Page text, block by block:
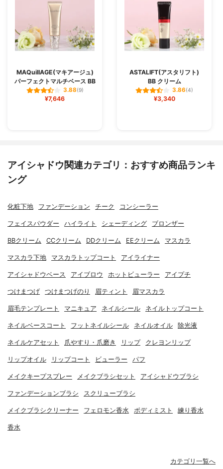
MAQuiIIAGE(マキアージュ)
パーフェクトマルチベース BB
3.88(9)
¥7,646
ASTALIFT(アスタリフト)
BB クリーム
3.86(4)
¥3,340
アイシャドウ関連カテゴリ：おすすめ商品ランキ
ング
化粧下地 ファンデーション チーク コンシーラー
フェイスパウダー ハイライト シェーディング ブロンザー
BBクリーム CCクリーム DDクリーム EEクリーム マスカラ
マスカラ下地 マスカラトップコート アイライナー
アイシャドウベース アイブロウ ホットビューラー アイプチ
つけまつげ つけまつげのり 眉ティント 眉マスカラ
眉毛テンプレート マニキュア ネイルシール ネイルトップコート
ネイルベースコート フットネイルシール ネイルオイル 除光液
ネイルケアセット 爪やすり・爪磨き リップ クレヨンリップ
リップオイル リップコート ビューラー パフ
メイクキープスプレー メイクブラシセット アイシャドウブラシ
ファンデーションブラシ スクリューブラシ
メイクブラシクリーナー フェロモン香水 ボディミスト 練り香水
香水
カテゴリ一覧へ